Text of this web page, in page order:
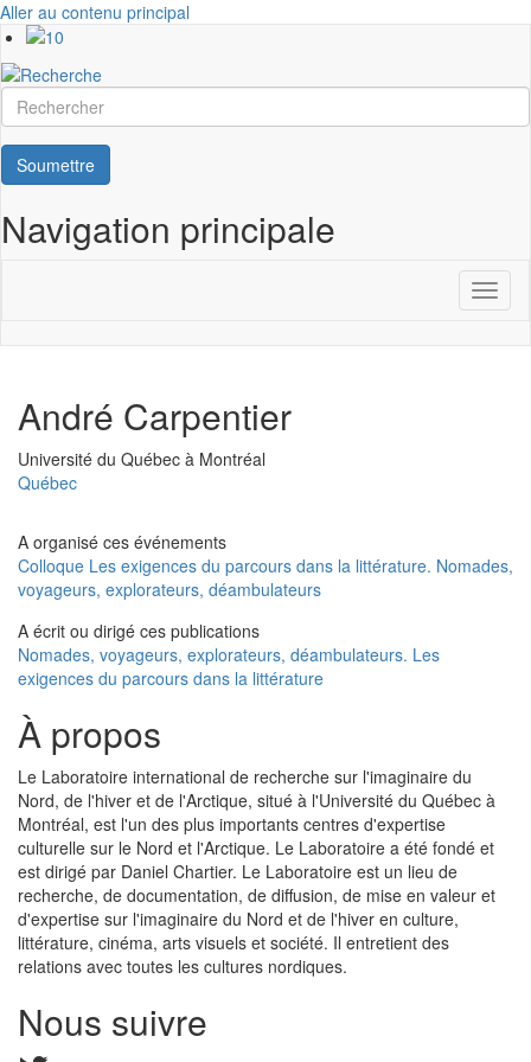
Aller au contenu principal
Rechercher
Soumettre
Navigation principale
André Carpentier
Université
Université du Québec à Montréal
Québec
A organisé ces événements
Colloque Les exigences du parcours dans la littérature. Nomades,
voyageurs, explorateurs, déambulateurs
A écrit ou dirigé ces publications
Nomades, voyageurs, explorateurs, déambulateurs. Les
exigences du parcours dans la littérature
À propos
Le Laboratoire international de recherche sur l'imaginaire du
Nord, de l'hiver et de l'Arctique, situé à l'Université du Québec à
Montréal, est l'un des plus importants centres d'expertise
culturelle sur le Nord et l'Arctique. Le Laboratoire a été fondé et
est dirigé par Daniel Chartier. Le Laboratoire est un lieu de
recherche, de documentation, de diffusion, de mise en valeur et
d'expertise sur l'imaginaire du Nord et de l'hiver en culture,
littérature, cinéma, arts visuels et société. Il entretient des
relations avec toutes les cultures nordiques.
Nous suivre